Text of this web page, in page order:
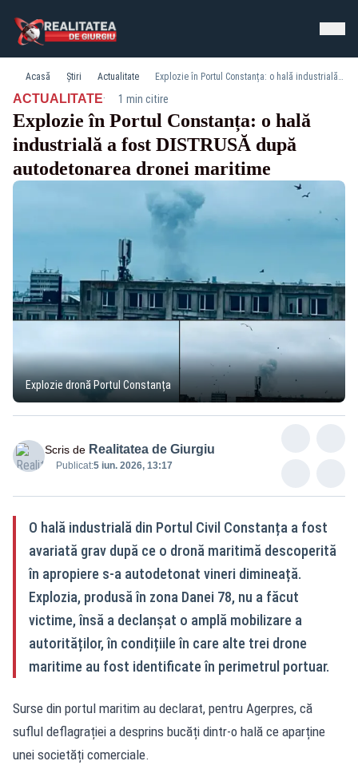
Acasă Știri Actualitate Explozie în Portul Constanța: o hală industrială a fost DISTRUSĂ după autodetonarea dronei maritime
ACTUALITATE· 1 min citire
Explozie în Portul Constanța: o hală
industrială a fost DISTRUSĂ după
autodetonarea dronei maritime
Explozie dronă Portul Constanța
Scris de Realitatea de Giurgiu
Publicat:5 iun. 2026, 13:17
O hală industrială din Portul Civil Constanța a fost
avariată grav după ce o dronă maritimă descoperită
în apropiere s-a autodetonat vineri dimineață.
Explozia, produsă în zona Danei 78, nu a făcut
victime, însă a declanșat o amplă mobilizare a
autorităților, în condițiile în care alte trei drone
maritime au fost identificate în perimetrul portuar.
Surse din portul maritim au declarat, pentru Agerpres, că
suflul deflagrației a desprins bucăți dintr-o hală ce aparține
unei societăți comerciale.